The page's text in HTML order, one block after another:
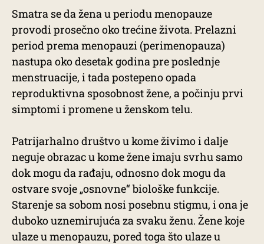
Smatra se da žena u periodu menopauze
provodi prosečno oko trećine života. Prelazni
period prema menopauzi (perimenopauza)
nastupa oko desetak godina pre poslednje
menstruacije, i tada postepeno opada
reproduktivna sposobnost žene, a počinju prvi
simptomi i promene u ženskom telu.
Patrijarhalno društvo u kome živimo i dalje
neguje obrazac u kome žene imaju svrhu samo
dok mogu da rađaju, odnosno dok mogu da
ostvare svoje „osnovne“ biološke funkcije.
Starenje sa sobom nosi posebnu stigmu, i ona je
duboko uznemirujuća za svaku ženu. Žene koje
ulaze u menopauzu, pored toga što ulaze u